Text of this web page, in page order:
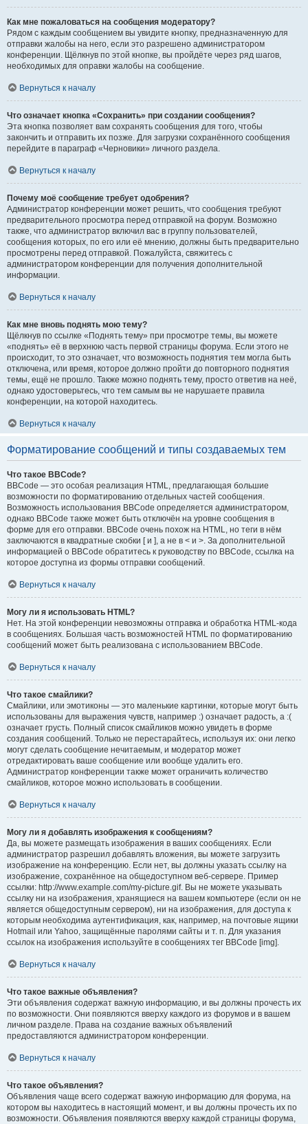
Как мне пожаловаться на сообщения модератору?
Рядом с каждым сообщением вы увидите кнопку, предназначенную для
отправки жалобы на него, если это разрешено администратором
конференции. Щёлкнув по этой кнопке, вы пройдёте через ряд шагов,
необходимых для оправки жалобы на сообщение.
Вернуться к началу
Что означает кнопка «Сохранить» при создании сообщения?
Эта кнопка позволяет вам сохранять сообщения для того, чтобы
закончить и отправить их позже. Для загрузки сохранённого сообщения
перейдите в параграф «Черновики» личного раздела.
Вернуться к началу
Почему моё сообщение требует одобрения?
Администратор конференции может решить, что сообщения требуют
предварительного просмотра перед отправкой на форум. Возможно
также, что администратор включил вас в группу пользователей,
сообщения которых, по его или её мнению, должны быть предварительно
просмотрены перед отправкой. Пожалуйста, свяжитесь с
администратором конференции для получения дополнительной
информации.
Вернуться к началу
Как мне вновь поднять мою тему?
Щёлкнув по ссылке «Поднять тему» при просмотре темы, вы можете
«поднять» её в верхнюю часть первой страницы форума. Если этого не
происходит, то это означает, что возможность поднятия тем могла быть
отключена, или время, которое должно пройти до повторного поднятия
темы, ещё не прошло. Также можно поднять тему, просто ответив на неё,
однако удостоверьтесь, что тем самым вы не нарушаете правила
конференции, на которой находитесь.
Вернуться к началу
Форматирование сообщений и типы создаваемых тем
Что такое BBCode?
BBCode — это особая реализация HTML, предлагающая большие
возможности по форматированию отдельных частей сообщения.
Возможность использования BBCode определяется администратором,
однако BBCode также может быть отключён на уровне сообщения в
форме для его отправки. BBCode очень похож на HTML, но теги в нём
заключаются в квадратные скобки [ и ], а не в < и >. За дополнительной
информацией о BBCode обратитесь к руководству по BBCode, ссылка на
которое доступна из формы отправки сообщений.
Вернуться к началу
Могу ли я использовать HTML?
Нет. На этой конференции невозможны отправка и обработка HTML-кода
в сообщениях. Большая часть возможностей HTML по форматированию
сообщений может быть реализована с использованием BBCode.
Вернуться к началу
Что такое смайлики?
Смайлики, или эмотиконы — это маленькие картинки, которые могут быть
использованы для выражения чувств, например :) означает радость, а :(
означает грусть. Полный список смайликов можно увидеть в форме
создания сообщений. Только не перестарайтесь, используя их: они легко
могут сделать сообщение нечитаемым, и модератор может
отредактировать ваше сообщение или вообще удалить его.
Администратор конференции также может ограничить количество
смайликов, которое можно использовать в сообщении.
Вернуться к началу
Могу ли я добавлять изображения к сообщениям?
Да, вы можете размещать изображения в ваших сообщениях. Если
администратор разрешил добавлять вложения, вы можете загрузить
изображение на конференцию. Если нет, вы должны указать ссылку на
изображение, сохранённое на общедоступном веб-сервере. Пример
ссылки: http://www.example.com/my-picture.gif. Вы не можете указывать
ссылку ни на изображения, хранящиеся на вашем компьютере (если он не
является общедоступным сервером), ни на изображения, для доступа к
которым необходима аутентификация, как, например, на почтовые ящики
Hotmail или Yahoo, защищённые паролями сайты и т. п. Для указания
ссылок на изображения используйте в сообщениях тег BBCode [img].
Вернуться к началу
Что такое важные объявления?
Эти объявления содержат важную информацию, и вы должны прочесть их
по возможности. Они появляются вверху каждого из форумов и в вашем
личном разделе. Права на создание важных объявлений
предоставляются администратором конференции.
Вернуться к началу
Что такое объявления?
Объявления чаще всего содержат важную информацию для форума, на
котором вы находитесь в настоящий момент, и вы должны прочесть их по
возможности. Объявления появляются вверху каждой страницы форума,